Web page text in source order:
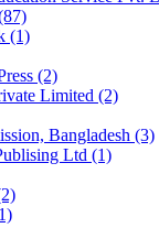
(1)
(2)
Limited (2)
Bangladesh (3)
Ltd (1)